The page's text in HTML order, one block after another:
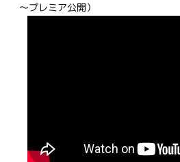
～プレミア公開）